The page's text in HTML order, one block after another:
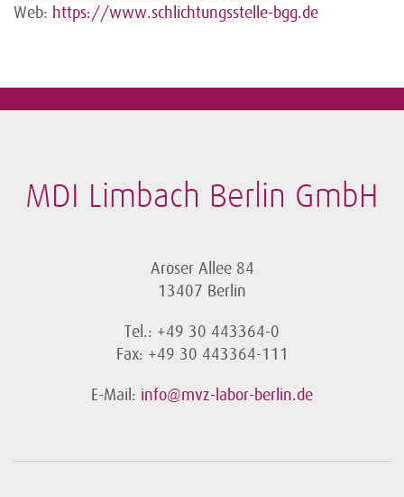
Web: https://www.schlichtungsstelle-bgg.de
MDI Limbach Berlin GmbH
Aroser Allee 84
13407 Berlin
Tel.: +49 30 443364-0
Fax: +49 30 443364-111
E-Mail: info@mvz-labor-berlin.de